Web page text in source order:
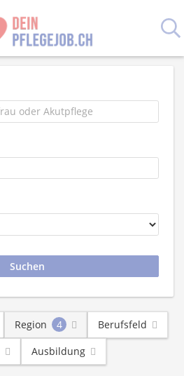
Region 4
Berufsfeld
Ausbildung